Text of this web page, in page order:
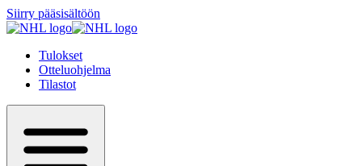
Siirry pääsisältöön
Tulokset
Otteluohjelma
Tilastot